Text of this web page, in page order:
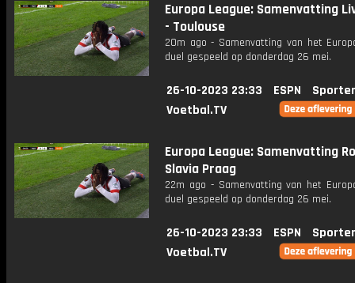
Europa League: Samenvatting
- Toulouse
20m ago - Samenvatting van het
duel gespeeld op donderdag 26 mei.
26-10-2023 23:33 ESPN
Voetbal.TV
Europa League: Samenvatting
Slavia Praag
22m ago - Samenvatting van het
duel gespeeld op donderdag 26 mei.
26-10-2023 23:33 ESPN
Voetbal.TV